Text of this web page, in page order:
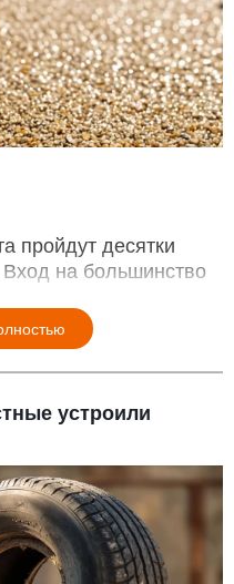
пройдут десятки
на большинство
устроили